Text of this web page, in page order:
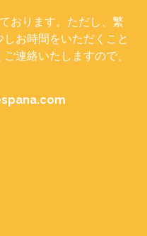
おります。ただし、繁
お時間をいただくこと
連絡いたしますので、